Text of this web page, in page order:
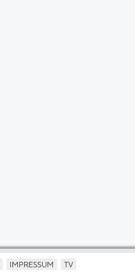
IMPRESSUM TV